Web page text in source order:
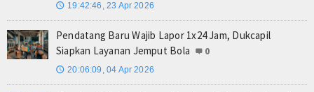
🕔 19:42:46, 23 Apr 2026
Pendatang Baru Wajib Lapor 1x24 Jam, Dukcapil
Siapkan Layanan Jemput Bola
0
🕔 20:06:09, 04 Apr 2026